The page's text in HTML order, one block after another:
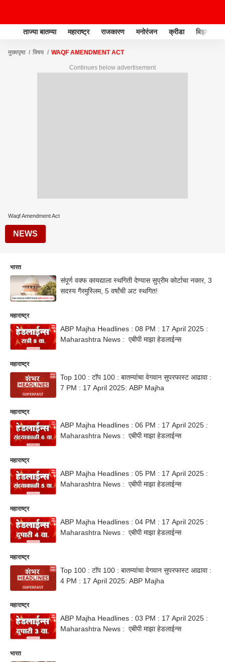
ताज्या बातम्या महाराष्ट्र राजकारण मनोरंजन क्रीडा बिझनेस
मुख्यपृष्ठ विषय WAQF AMENDMENT ACT
Continues below advertisement
Waqf Amendment Act
NEWS
भारत
संपूर्ण वक्फ कायद्याला स्थगिती देण्यास सुप्रीम कोर्टाचा नकार, 3
सदस्य गैरमुस्लिम, 5 वर्षांची अट स्थगित!
महाराष्ट्र
ABP Majha Headlines : 08 PM : 17 April 2025 :
Maharashtra News : एबीपी माझा हेडलाईन्स
महाराष्ट्र
Top 100 : टॉप 100 : बातम्यांचा वेगवान सुपरफास्ट आढावा :
7 PM : 17 April 2025: ABP Majha
महाराष्ट्र
ABP Majha Headlines : 06 PM : 17 April 2025 :
Maharashtra News : एबीपी माझा हेडलाईन्स
महाराष्ट्र
ABP Majha Headlines : 05 PM : 17 April 2025 :
Maharashtra News : एबीपी माझा हेडलाईन्स
महाराष्ट्र
ABP Majha Headlines : 04 PM : 17 April 2025 :
Maharashtra News : एबीपी माझा हेडलाईन्स
महाराष्ट्र
Top 100 : टॉप 100 : बातम्यांचा वेगवान सुपरफास्ट आढावा :
4 PM : 17 April 2025: ABP Majha
महाराष्ट्र
ABP Majha Headlines : 03 PM : 17 April 2025 :
Maharashtra News : एबीपी माझा हेडलाईन्स
भारत